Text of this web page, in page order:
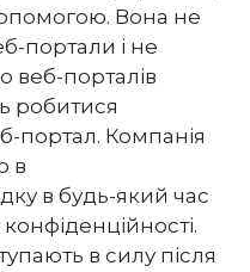
Вона не
портали і не
веб-порталів
робитися
портал. Компанія
в
в будь-який час
в силу після